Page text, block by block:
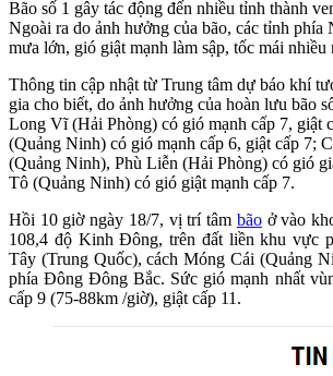
Bão số 1 gây tác động đến nhiều tỉnh thành
Ngoài ra do ảnh hưởng của bão, các tỉnh phía
mưa lớn, gió giật mạnh làm sập, tốc mái nhiều
Thông tin cập nhật từ Trung tâm dự báo khí
gia cho biết, do ảnh hưởng của hoàn lưu bão
Long Vĩ (Hải Phòng) có gió mạnh cấp 7, giật
(Quảng Ninh) có gió mạnh cấp 6, giật cấp 7;
(Quảng Ninh), Phù Liễn (Hải Phòng) có gió
Tô (Quảng Ninh) có gió giật mạnh cấp 7.
Hồi 10 giờ ngày 18/7, vị trí tâm bãoở vào
108,4 độ Kinh Đông, trên đất liền khu vực
Tây (Trung Quốc), cách Móng Cái (Quảng
phía Đông Đông Bắc. Sức gió mạnh nhất
cấp 9 (75-88km /giờ), giật cấp 11.